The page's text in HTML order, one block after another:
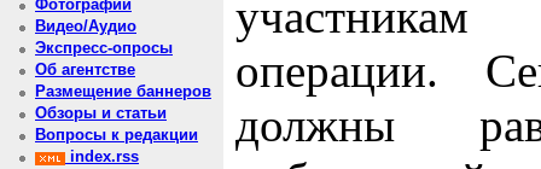
Фотографии
Видео/Аудио
Экспресс-опросы
Об агентстве
Размещение баннеров
Обзоры и статьи
Вопросы к редакции
index.rss
операции.
должны